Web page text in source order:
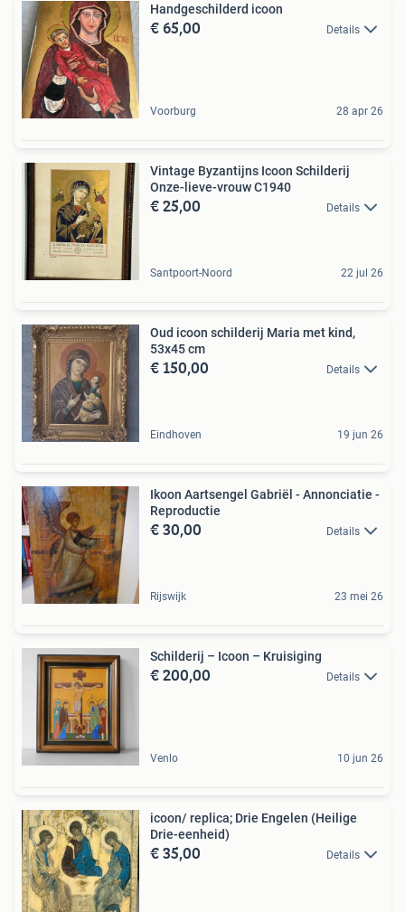
Handgeschilderd icoon
€ 65,00 Details
Voorburg 28 apr 26
Vintage Byzantijns Icoon Schilderij
Onze-lieve-vrouw C1940
€ 25,00 Details
Santpoort-Noord 22 jul 26
Oud icoon schilderij Maria met kind,
53x45 cm
€ 150,00 Details
Eindhoven 19 jun 26
Ikoon Aartsengel Gabriël - Annonciatie -
Reproductie
€ 30,00 Details
Rijswijk 23 mei 26
Schilderij – Icoon – Kruisiging
€ 200,00 Details
Venlo 10 jun 26
icoon/ replica; Drie Engelen (Heilige
Drie-eenheid)
€ 35,00 Details